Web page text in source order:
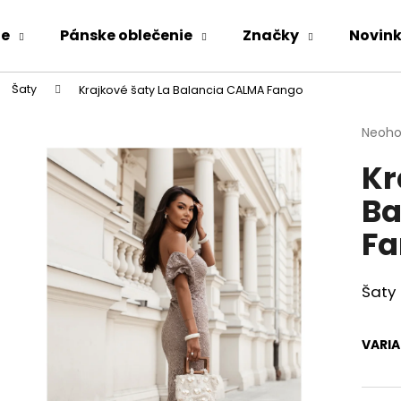
Pánske oblečenie Značky
Šaty Krajkové šaty La Balancia CALMA Fango
je
0,0
5
Šaty
Čo potrebujete nájsť?
HĽADAŤ
Odporúčame
KOMPLET LA BALANCIA CALVI ĽAN - ZAVINOVACIE